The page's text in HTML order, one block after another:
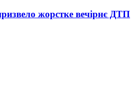
жорстке вечірнє ДТП